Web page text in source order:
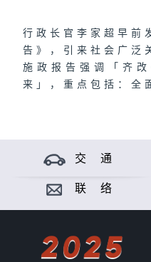
行政长官李家超早前
告》，引来社会广泛
施政报告强调「齐
来」，重点包括：全
强化政府治理体系、
居、深化医疗体系改
全新一辑《盘点政策
序幕，亲自解说其《
方针；及后亦邀请各
主持：黄永、杨文锐
交 通
联 络